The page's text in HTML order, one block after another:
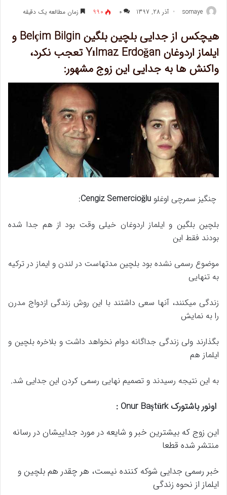
somaye آذر 28, 1397 ۰ 990 زمان مطالعه یک دقیقه
هیچکس از جدایی بلچین بلگین Belçim Bilgin و
ایلماز اردوغان Yılmaz Erdoğan تعجب نکرد،
واکنش ها به جدایی این زوج مشهور:
چنگیز سمرچی اوغلو Cengiz Semercioğlu
:
بلچین بلگین و ایلماز اردوغان خیلی وقت بود از هم جدا شده
بودند فقط این
موضوع رسمی نشده بود بلچین مدتهاست در لندن و ایماز در ترکیه
به تنهایی
زندگی میکنند، آنها سعی داشتند با این روش زندگی ازدواج مدرن
را به نمایش
بگذارند ولی زندگی جداگانه دوام نخواهد داشت و بلاخره بلچین و
ایلماز هم
به این نتیجه رسیدند و تصمیم نهایی رسمی کردن این جدایی شد.
اونور باشتورک Onur Baştürk :
این زوج که بیشترین خبر و شایعه در مورد جداییشان در رسانه
منتشر شده قطعا
خبر رسمی جدایی شوکه کننده نیست، هر چقدر هم بلچین و
ایلماز از نحوه زندگی